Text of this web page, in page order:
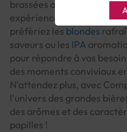
brassées avec passion et
expérience gustative
préfériez les blondes
saveurs ou les IPA
pour répondre à vos
des moments conviviaux
N'attendez plus, avec
l'univers des grandes
des arômes et des
papilles !